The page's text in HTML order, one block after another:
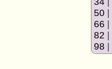
50 |
66 |
82 |
98 |